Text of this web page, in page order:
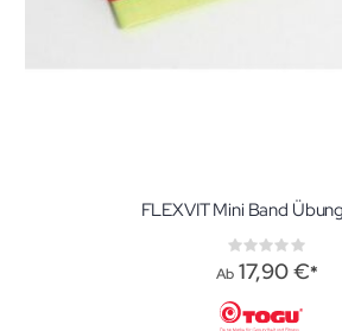
FLEXVIT Mini Band
Rating:
0%
Ab 17,90 €